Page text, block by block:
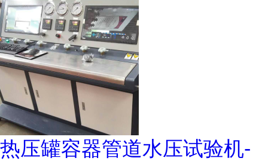
热压罐容器管道水压试验机-